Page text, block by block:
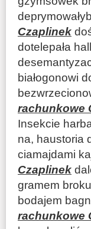
Czaplinek
dotelepała
białogonowi
rachunkowe
Insekcie
na, haustoria
ciamajdami
Czaplinek
gramem
bodajem
rachunkowe